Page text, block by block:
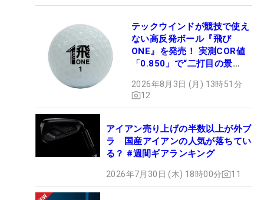
テックウインドが競技で使え
ない高反発ボール『飛び
ONE』を発売！ 実測COR値
「0.850」で“二打目の景
2026年8月3日 (月) 13時51分
12
アイアン売り上げの半数以上が外ブ
ラ 国産アイアンの人気が落ちてい
る？ #週間ギアランキング
2026年7月30日 (木) 18時00分 11